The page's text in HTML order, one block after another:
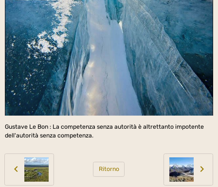
Gustave Le Bon : La competenza senza autorità è altrettanto impotente
dell'autorità senza competenza.
Ritorno